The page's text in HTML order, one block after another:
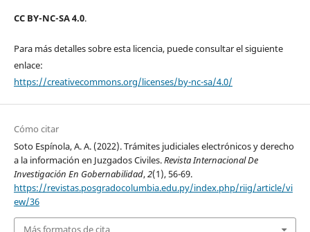
CC BY-NC-SA 4.0.
Para más detalles sobre esta licencia, puede consultar el siguiente
enlace:
https://creativecommons.org/licenses/by-nc-sa/4.0/
Cómo citar
Soto Espínola, A. A. (2022). Trámites judiciales electrónicos y derecho
a la información en Juzgados Civiles.Revista Internacional De
Investigación En Gobernabilidad,2(1), 56-69.
https://revistas.posgradocolumbia.edu.py/index.php/riig/article/vi
ew/36
Más formatos de cita